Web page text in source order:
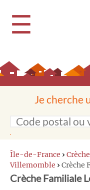
☰
Je cherche
Île-de-France ›
Villemomble › Crèche
Crèche Familiale